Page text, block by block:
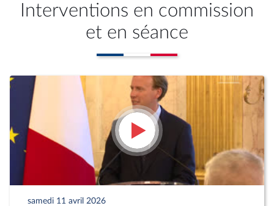
Interventions en commission
et en séance
samedi 11 avril 2026